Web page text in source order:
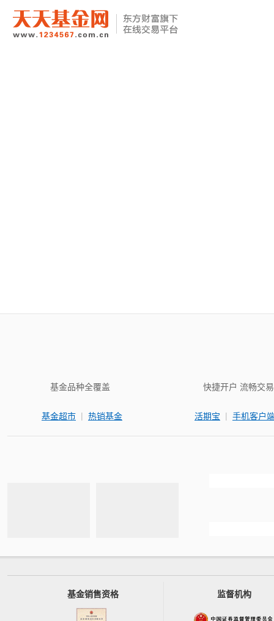
基金品种全覆盖
基金超市 | 热销基金
快捷开户 流畅交易
活期宝 | 手机客户
基金销售资格 监督机构